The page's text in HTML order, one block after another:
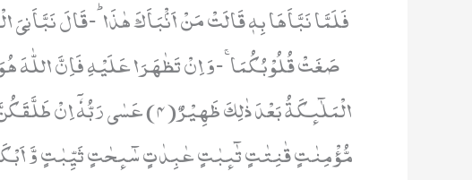
صَغَتْ قُلُوْبُكُمَاۚ-وَ اِنْ تَظٰهَرَا عَلَیْهِ فَاِنَّ اللّٰهَ
الْمَلٰٓىٕكَةُ بَعْدَ ذٰلِكَ ظَهِیْرٌ(4)